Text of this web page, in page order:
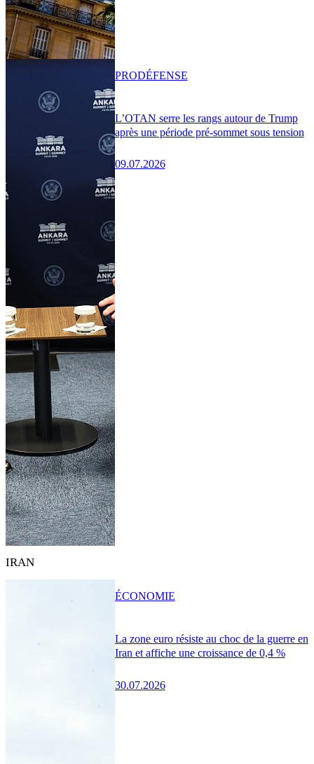
L’OTAN serre les rangs autour de Trump
après une période pré-sommet sous tension
09.07.2026
PRODÉFENSE
IRAN
La zone euro résiste au choc de la guerre en
Iran et affiche une croissance de 0,4 %
30.07.2026
ÉCONOMIE